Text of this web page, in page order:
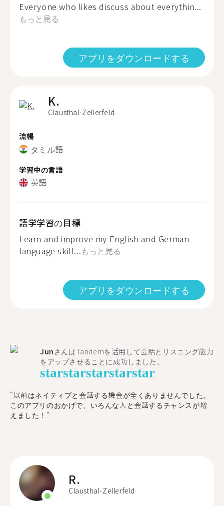
Everyone who likes discuss about everythin...
もっと見る
アプリをダウンロードする
K.
Clausthal-Zellerfeld
流暢
タミル語
学習中の言語
英語
語学学習の目標
Learn and improve my English and German
language skill...もっと見る
アプリをダウンロードする
Jun さんはTandemを活用して会話とリスニング能力
をアップさせることに成功しました。
starstarstarstarstar
"以前はネイティブと会話する機会が全くありませんでした。
このアプリのおかげで、いろんな人と会話するチャンスが増
えました！"
R.
Clausthal-Zellerfeld